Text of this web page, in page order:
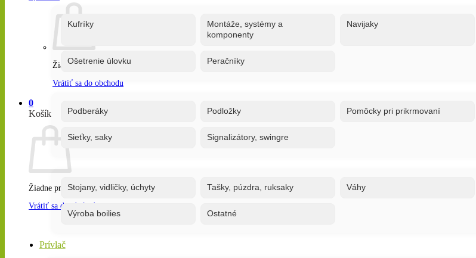
Žiadne produkty v košíku.
Vrátiť sa do obchodu
0
Košík
Žiadne produkty v košíku.
Vrátiť sa do obchodu
Kufríky
Montáže, systémy a
komponenty
Navijaky
Ošetrenie úlovku Peračníky
Podberáky Podložky Pomôcky pri prikrmovaní
Sieťky, saky Signalizátory, swingre
Stojany, vidličky, úchyty Tašky, púzdra, ruksaky Váhy
Výroba boilies Ostatné
Prívlač